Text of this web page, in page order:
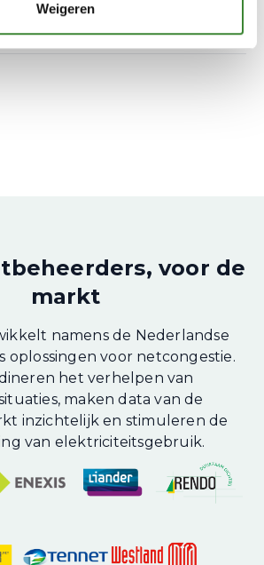
Weigeren
voor de
markt
namens de Nederlandse
oplossingen voor netcongestie.
het verhelpen van
maken data van de
inzichtelijk en stimuleren de
van elektriciteitsgebruik.